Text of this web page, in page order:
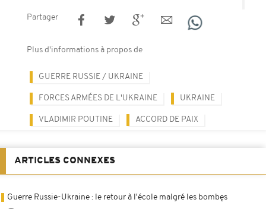
Partager
Plus d'informations à propos de
GUERRE RUSSIE / UKRAINE
FORCES ARMÉES DE L'UKRAINE UKRAINE
VLADIMIR POUTINE ACCORD DE PAIX
ARTICLES CONNEXES
Guerre Russie-Ukraine : le retour à l'école malgré les bombęs